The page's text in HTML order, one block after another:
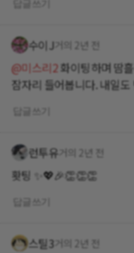
수이J 거의 2년 전
@미스리2화이팅하며 땀
잠자리 들어봅니다. 내일
런투유 거의 2년 전
홧팅 ✨️💖🎉👏👏👏
스틸3 거의 2년 전